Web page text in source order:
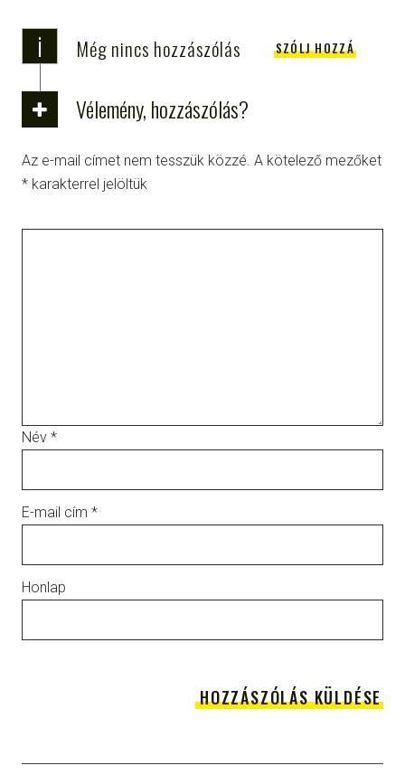
i Még nincs hozzászólás SZÓLJ HOZZÁ
Vélemény, hozzászólás?
Az e-mail címet nem tesszük közzé. A kötelező mezőket
* karakterrel jelöltük
Név *
E-mail cím *
Honlap